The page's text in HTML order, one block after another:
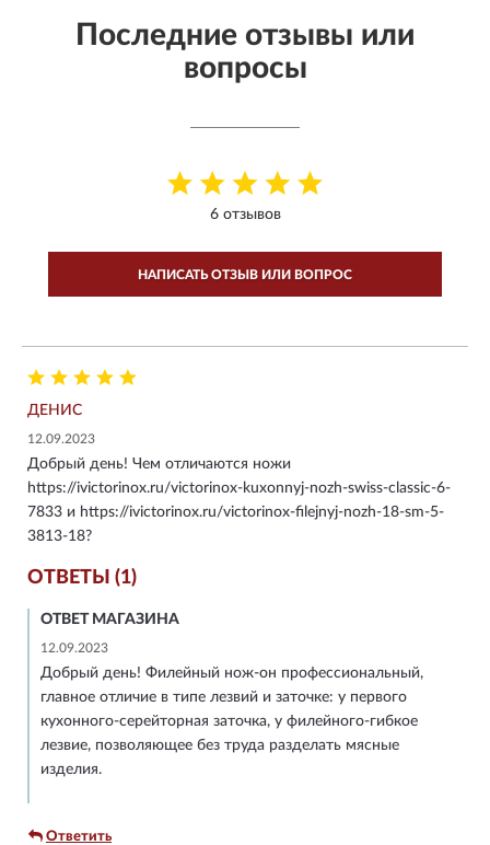
Последние отзывы или
вопросы
6 отзывов
НАПИСАТЬ ОТЗЫВ ИЛИ ВОПРОС
ДЕНИС
12.09.2023
Добрый день! Чем отличаются ножи
https://ivictorinox.ru/victorinox-kuxonnyj-nozh-swiss-classic-6-
7833 и https://ivictorinox.ru/victorinox-filejnyj-nozh-18-sm-5-
3813-18?
ОТВЕТЫ (1)
ОТВЕТ МАГАЗИНА
12.09.2023
Добрый день! Филейный нож-он профессиональный,
главное отличие в типе лезвий и заточке: у первого
кухонного-серейторная заточка, у филейного-гибкое
лезвие, позволяющее без труда разделать мясные
изделия.
Ответить